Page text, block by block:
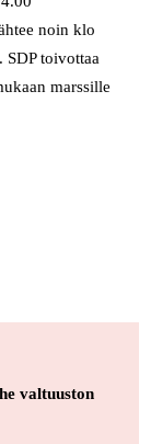
noin klo
SDP toivottaa
marssille
valtuuston